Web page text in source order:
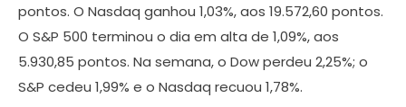
pontos. O Nasdaq ganhou 1,03%, aos 19.572,60 pontos.
O S&P 500 terminou o dia em alta de 1,09%, aos
5.930,85 pontos. Na semana, o Dow perdeu 2,25%; o
S&P cedeu 1,99% e o Nasdaq recuou 1,78%.